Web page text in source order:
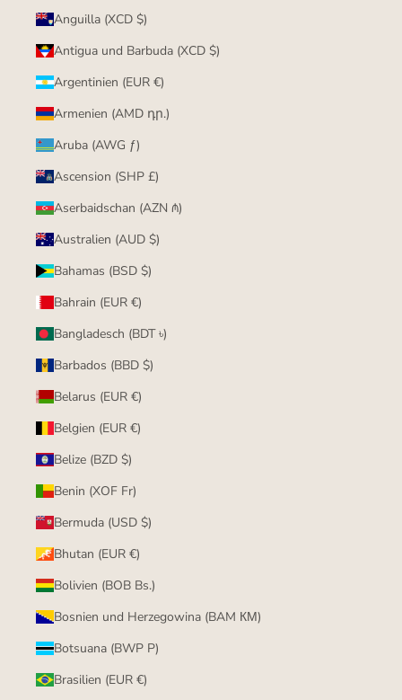
Anguilla (XCD $)
Antigua und Barbuda (XCD $)
Argentinien (EUR €)
Armenien (AMD դր.)
Aruba (AWG ƒ)
Ascension (SHP £)
Aserbaidschan (AZN ₼)
Australien (AUD $)
Bahamas (BSD $)
Bahrain (EUR €)
Bangladesch (BDT ৳)
Barbados (BBD $)
Belarus (EUR €)
Belgien (EUR €)
Belize (BZD $)
Benin (XOF Fr)
Bermuda (USD $)
Bhutan (EUR €)
Bolivien (BOB Bs.)
Bosnien und Herzegowina (BAM КМ)
Botsuana (BWP P)
Brasilien (EUR €)